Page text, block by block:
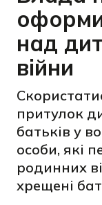
над
війни
притулок
батьків у
особи, які
родинних
хрещені